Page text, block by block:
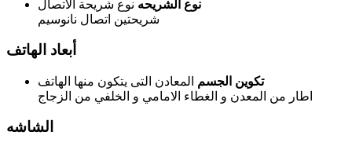
نوع الشريحه نوع شريحة الاتصال
شريحتين اتصال نانوسيم
أبعاد الهاتف
تكوين الجسم المعادن التى يتكون منها الهاتف
اطار من المعدن و الغطاء الامامي و الخلفي من الزجاج
الشاشه